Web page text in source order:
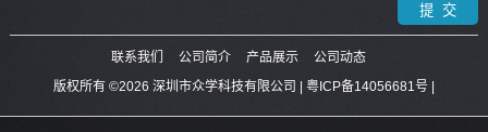
联系我们 公司简介 产品展示
公司动态
版权所有 ©2026 深圳市众学科技有限公司 | 粤ICP备14056681号|